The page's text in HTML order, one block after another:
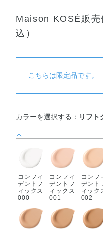
Maison KOSÉ販
込）
こちらは限定品です。
カラーを選択する： リフト
コンフィ
デントフ
ィックス
000
コンフィ
デントフ
ィックス
001
コンフ
デント
ィック
002